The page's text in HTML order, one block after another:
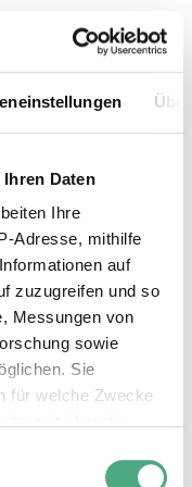
Daten
Ihre
Adresse, mithilfe
auf
zuzugreifen und so
Messungen von
sowie
Sie
für welche Zwecke
Hütte mit
Hütte | Karl
©